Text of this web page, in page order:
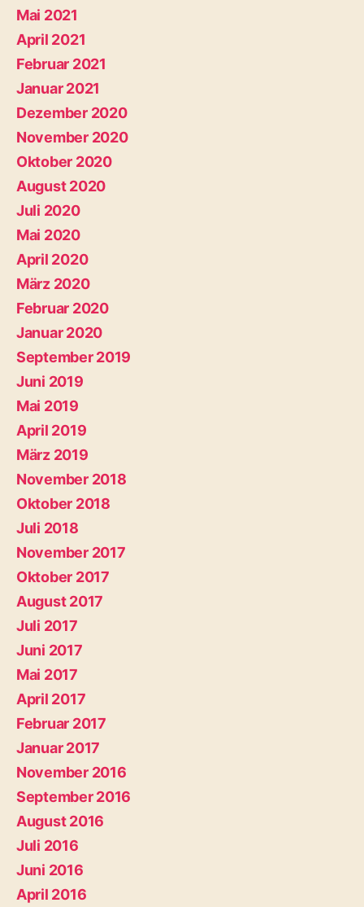
Mai 2021
April 2021
Februar 2021
Januar 2021
Dezember 2020
November 2020
Oktober 2020
August 2020
Juli 2020
Mai 2020
April 2020
März 2020
Februar 2020
Januar 2020
September 2019
Juni 2019
Mai 2019
April 2019
März 2019
November 2018
Oktober 2018
Juli 2018
November 2017
Oktober 2017
August 2017
Juli 2017
Juni 2017
Mai 2017
April 2017
Februar 2017
Januar 2017
November 2016
September 2016
August 2016
Juli 2016
Juni 2016
April 2016